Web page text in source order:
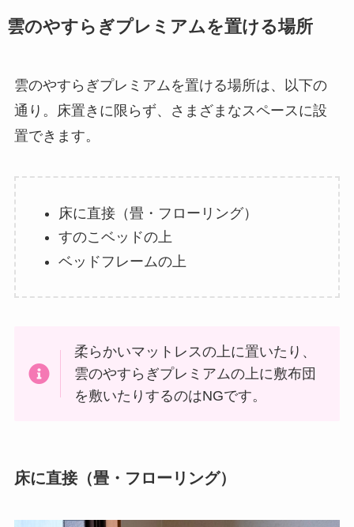
雲のやすらぎプレミアムを置ける場所
雲のやすらぎプレミアムを置ける場所は、以下の
通り。床置きに限らず、さまざまなスペースに設
置できます。
床に直接（畳・フローリング）
すのこベッドの上
ベッドフレームの上
柔らかいマットレスの上に置いたり、
雲のやすらぎプレミアムの上に敷布団
を敷いたりするのはNGです。
床に直接（畳・フローリング）